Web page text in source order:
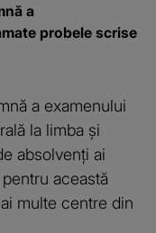
a
probele scrise
a examenului
la limba și
absolvenți ai
această
multe centre din